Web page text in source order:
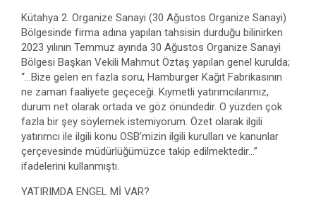
Kütahya 2. Organize Sanayi (30 Ağustos Organize Sanayi)
Bölgesinde firma adına yapılan tahsisin durduğu bilinirken
2023 yılının Temmuz ayında 30 Ağustos Organize Sanayi
Bölgesi Başkan Vekili Mahmut Öztaş yapılan genel kurulda;
“…Bize gelen en fazla soru, Hamburger Kağıt Fabrikasının
ne zaman faaliyete geçeceği. Kıymetli yatırımcılarımız,
durum net olarak ortada ve göz önündedir. O yüzden çok
fazla bir şey söylemek istemiyorum. Özet olarak ilgili
yatırımcı ile ilgili konu OSB’mizin ilgili kurulları ve kanunlar
çerçevesinde müdürlüğümüzce takip edilmektedir…”
ifadelerini kullanmıştı.
YATIRIMDA ENGEL Mİ VAR?